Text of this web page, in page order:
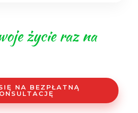
życie raz na
NA BEZPŁATNĄ